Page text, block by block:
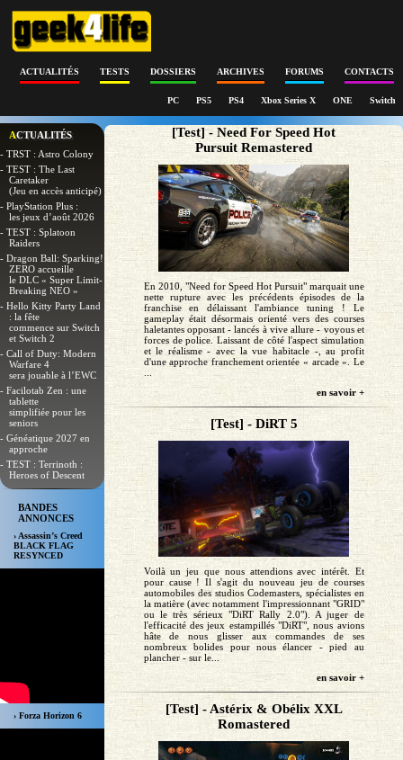
ACTUALITÉS TESTS DOSSIERS ARCHIVES FORUMS CONTACTS
PC PS5 PS4 Xbox Series X ONE Switch
ACTUALITÉS
- TRST : Astro Colony
- TEST : The Last
Caretaker
(Jeu en accès anticipé)
- PlayStation Plus :
les jeux d’août 2026
- TEST : Splatoon
Raiders
- Dragon Ball: Sparking!
ZERO accueille
le DLC « Super Limit-
Breaking NEO »
- Hello Kitty Party Land
: la fête
commence sur Switch
et Switch 2
- Call of Duty: Modern
Warfare 4
sera jouable à l’EWC
- Facilotab Zen : une
tablette
simplifiée pour les
seniors
- Généatique 2027 en
approche
- TEST : Terrinoth :
Heroes of Descent
BANDES
ANNONCES
› Assassin’s Creed
BLACK FLAG
RESYNCED
› Forza Horizon 6
[Test] - Need For Speed Hot
Pursuit Remastered
En 2010, "Need for Speed Hot Pursuit" marquait une
nette rupture avec les précédents épisodes de la
franchise en délaissant l'ambiance tuning ! Le
gameplay était désormais orienté vers des courses
haletantes opposant - lancés à vive allure - voyous et
forces de police. Laissant de côté l'aspect simulation
et le réalisme - avec la vue habitacle -, au profit
d'une approche franchement orientée « arcade ». Le
en savoir +
[Test] - DiRT 5
Voilà un jeu que nous attendions avec intérêt. Et
pour cause ! Il s'agit du nouveau jeu de courses
automobiles des studios Codemasters, spécialistes en
la matière (avec notamment l'impressionnant "GRID"
ou le très sérieux "DiRT Rally 2.0"). A juger de
l'efficacité des jeux estampillés "DiRT", nous avions
hâte de nous glisser aux commandes de ses
nombreux bolides pour nous élancer - pied au
plancher - sur le...
en savoir +
[Test] - Astérix & Obélix XXL
Romastered